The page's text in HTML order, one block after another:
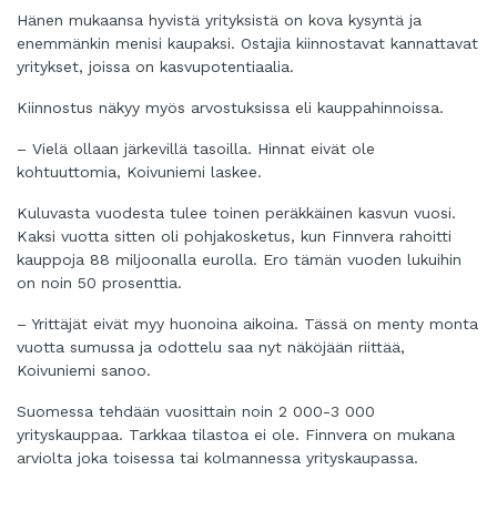
Hänen mukaansa hyvistä yrityksistä on kova kysyntä ja
enemmänkin menisi kaupaksi. Ostajia kiinnostavat kannattavat
yritykset, joissa on kasvupotentiaalia.
Kiinnostus näkyy myös arvostuksissa eli kauppahinnoissa.
– Vielä ollaan järkevillä tasoilla. Hinnat eivät ole
kohtuuttomia, Koivuniemi laskee.
Kuluvasta vuodesta tulee toinen peräkkäinen kasvun vuosi.
Kaksi vuotta sitten oli pohjakosketus, kun Finnvera rahoitti
kauppoja 88 miljoonalla eurolla. Ero tämän vuoden lukuihin
on noin 50 prosenttia.
– Yrittäjät eivät myy huonoina aikoina. Tässä on menty monta
vuotta sumussa ja odottelu saa nyt näköjään riittää,
Koivuniemi sanoo.
Suomessa tehdään vuosittain noin 2 000-3 000
yrityskauppaa. Tarkkaa tilastoa ei ole. Finnvera on mukana
arviolta joka toisessa tai kolmannessa yrityskaupassa.